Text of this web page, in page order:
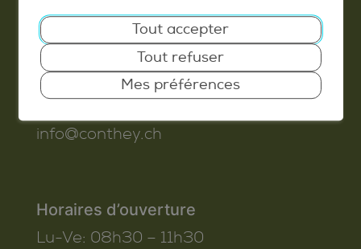
Commune de Conthey
Route de Savoie 54
1975 St-Séverin
T. 027 345 45 45
info@conthey.ch
Horaires d’ouverture
Lu-Ve: 08h30 – 11h30
Tout accepter
Tout refuser
Mes préférences